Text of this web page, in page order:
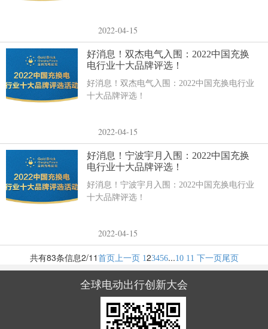
2022-04-15
好消息！双杰电气入围：2022中国充换
电行业十大品牌评选！
好消息！双杰电气入围：2022中国充换电行业
十大品牌评选！
2022-04-15
好消息！宁波宇月入围：2022中国充换
电行业十大品牌评选！
好消息！宁波宇月入围：2022中国充换电行业
十大品牌评选！
2022-04-15
共有83条信息2/11 首页上一页 123456...10 11 下一页尾页
全球电动出行创新大会